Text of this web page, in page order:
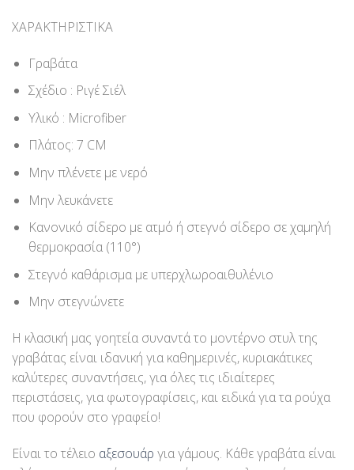
ΧΑΡΑΚΤΗΡΙΣΤΙΚΑ
Γραβάτα
Σχέδιο : Ριγέ Σιέλ
Υλικό : Microfiber
Πλάτος: 7 CM
Μην πλένετε με νερό
Μην λευκάνετε
Κανονικό σίδερο με ατμό ή στεγνό σίδερο σε χαμηλή
θερμοκρασία (110°)
Στεγνό καθάρισμα με υπερχλωροαιθυλένιο
Μην στεγνώνετε
Η κλασική μας γοητεία συναντά το μοντέρνο στυλ της
γραβάτας είναι ιδανική για καθημερινές, κυριακάτικες
καλύτερες συναντήσεις, για όλες τις ιδιαίτερες
περιστάσεις, για φωτογραφίσεις, και ειδικά για τα ρούχα
που φορούν στο γραφείο!
Είναι το τέλειο αξεσουάρ για γάμους. Κάθε γραβάτα είναι